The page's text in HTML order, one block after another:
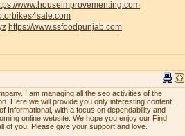
www.houseimprovementing.com
https://www.ssfoodpunjab.com
I am managing all the seo activities of the
Here we will provide you only interesting content,
Informational, with a focus on dependability and
online website. We hope you enjoy our Find
of you. Please give your support and love.